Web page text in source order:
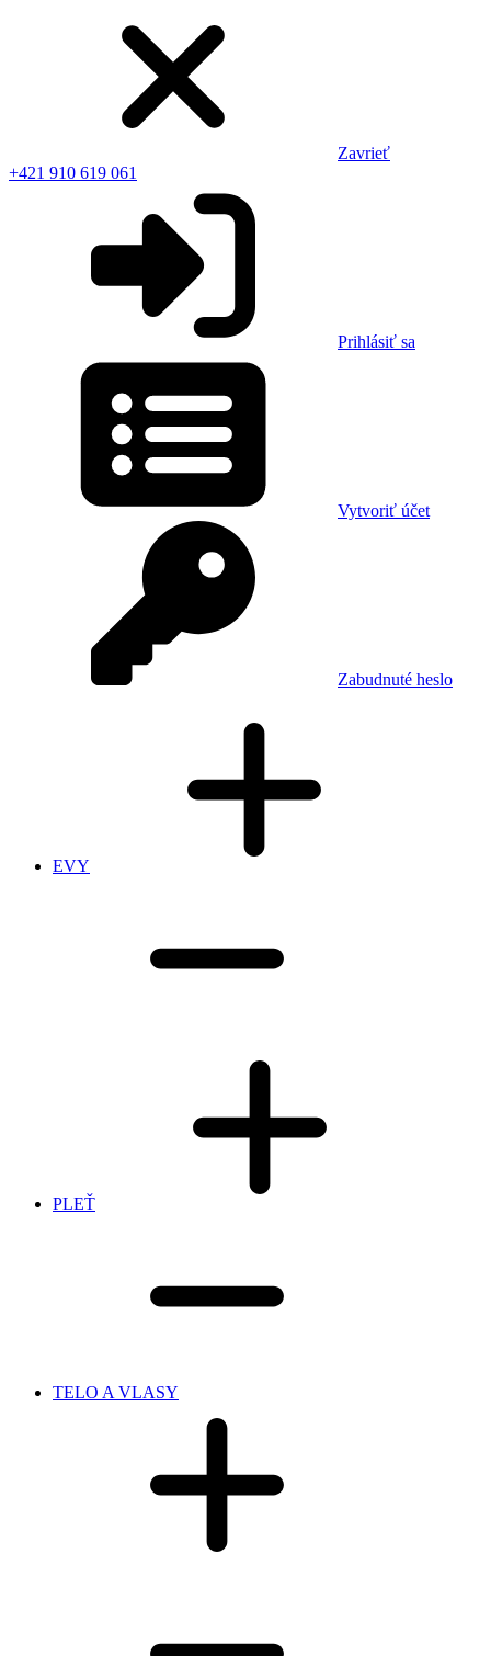
Zavrieť
+421 910 619 061
Prihlásiť sa
Vytvoriť účet
Zabudnuté heslo
EVY
PLEŤ
TELO A VLASY